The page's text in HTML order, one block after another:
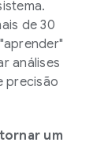
de 30
análises
precisão
um